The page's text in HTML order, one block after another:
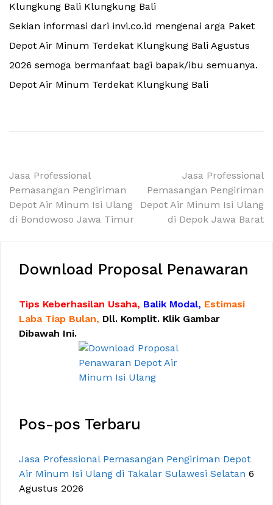
Klungkung Bali Klungkung Bali
Sekian informasi dari invi.co.id mengenai arga Paket
Depot Air Minum Terdekat Klungkung Bali Agustus
2026 semoga bermanfaat bagi bapak/ibu semuanya.
Depot Air Minum Terdekat Klungkung Bali
Navigasi
pos
Jasa Professional
Pemasangan Pengiriman
Depot Air Minum Isi Ulang
di Bondowoso Jawa Timur
Jasa Professional
Pemasangan Pengiriman
Depot Air Minum Isi Ulang
di Depok Jawa Barat
Download Proposal Penawaran
Tips Keberhasilan Usaha, Balik Modal, Estimasi
Laba Tiap Bulan, Dll. Komplit. Klik Gambar
Dibawah Ini.
Pos-pos Terbaru
Jasa Professional Pemasangan Pengiriman Depot
Air Minum Isi Ulang di Takalar Sulawesi Selatan 6
Agustus 2026